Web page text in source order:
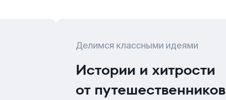
Делимся классными идеями
Истории и хитрости
от путешественников